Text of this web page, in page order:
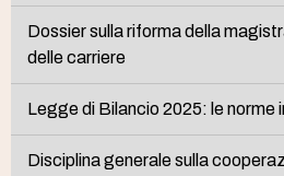
Dossier sulla riforma della
delle carriere
Legge di Bilancio 2025: le norme
Disciplina generale sulla